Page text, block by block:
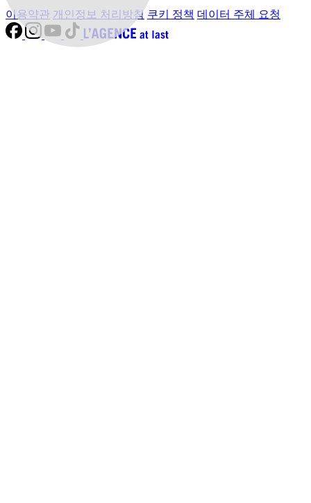
이용약관 개인정보 처리방침 쿠키 정책 데이터 주체 요청